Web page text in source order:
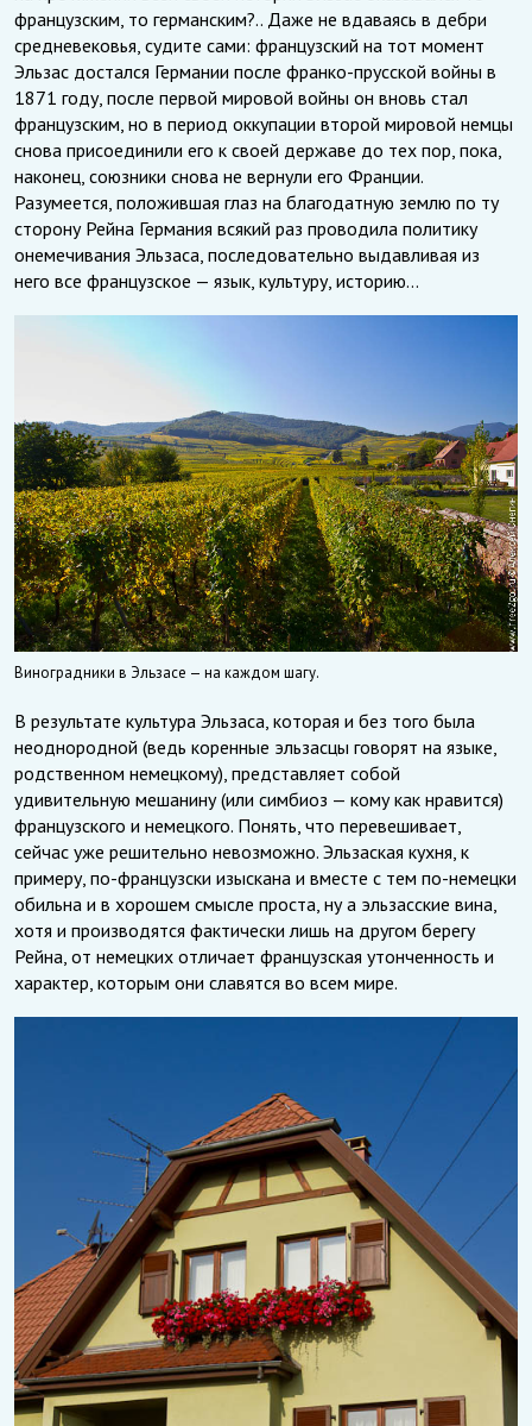
французским, то германским?.. Даже не вдаваясь в дебри
средневековья, судите сами: французский на тот момент
Эльзас достался Германии после франко-прусской войны в
1871 году, после первой мировой войны он вновь стал
французским, но в период оккупации второй мировой немцы
снова присоединили его к своей державе до тех пор, пока,
наконец, союзники снова не вернули его Франции.
Разумеется, положившая глаз на благодатную землю по ту
сторону Рейна Германия всякий раз проводила политику
онемечивания Эльзаса, последовательно выдавливая из
него все французское — язык, культуру, историю…
Виноградники в Эльзасе — на каждом шагу.
В результате культура Эльзаса, которая и без того была
неоднородной (ведь коренные эльзасцы говорят на языке,
родственном немецкому), представляет собой
удивительную мешанину (или симбиоз — кому как нравится)
французского и немецкого. Понять, что перевешивает,
сейчас уже решительно невозможно. Эльзаская кухня, к
примеру, по-французски изыскана и вместе с тем по-немецки
обильна и в хорошем смысле проста, ну а эльзасские вина,
хотя и производятся фактически лишь на другом берегу
Рейна, от немецких отличает французская утонченность и
характер, которым они славятся во всем мире.